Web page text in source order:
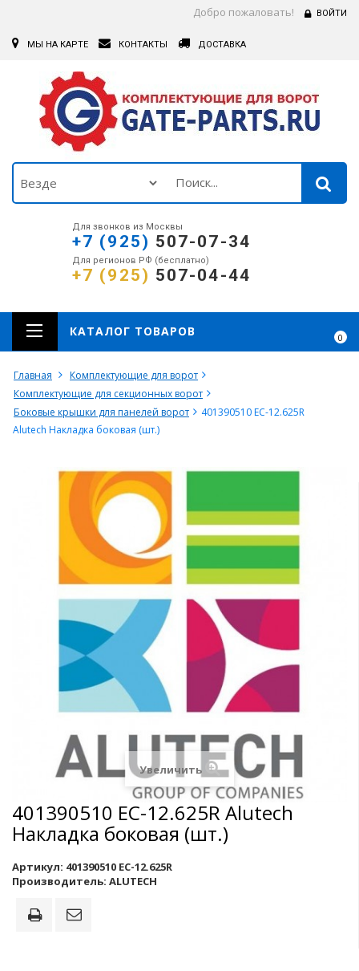
Добро пожаловать! ВОЙТИ
МЫ НА КАРТЕ КОНТАКТЫ ДОСТАВКА
Для звонков из Москвы
+7 (925) 507-07-34
Для регионов РФ (бесплатно)
+7 (925) 507-04-44
0
КАТАЛОГ ТОВАРОВ
Главная
Комплектующие для ворот
Комплектующие для секционных ворот
Боковые крышки для панелей ворот
401390510 EC-12.625R
Alutech Накладка боковая (шт.)
Увеличить
401390510 EC-12.625R Alutech
Накладка боковая (шт.)
Артикул: 401390510 EC-12.625R
Производитель: ALUTECH